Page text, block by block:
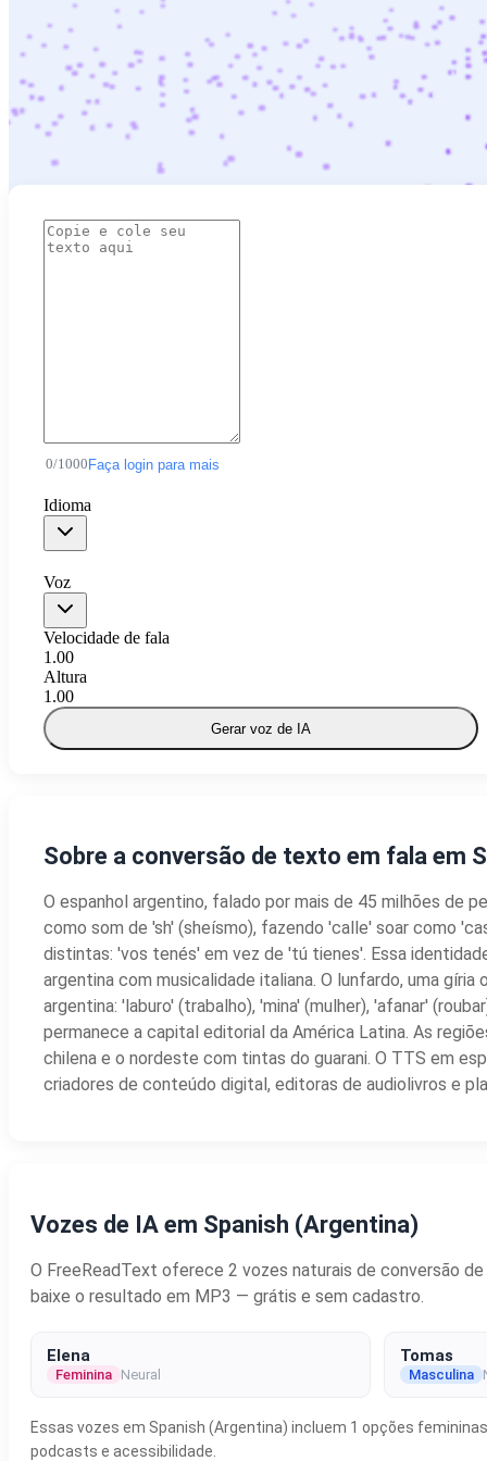
0/1000Faça login para mais
Idioma
Voz
Velocidade de fala
1.00
Altura
1.00
Gerar voz de IA
Sobre a conversão de texto em fala em
O espanhol argentino, falado por mais de 45 milhões de
como som de 'sh' (sheísmo), fazendo 'calle' soar como
distintas: 'vos tenés' em vez de 'tú tienes'. Essa
argentina com musicalidade italiana. O lunfardo, uma
argentina: 'laburo' (trabalho), 'mina' (mulher), 'afanar'
permanece a capital editorial da América Latina. As
chilena e o nordeste com tintas do guarani. O TTS em
criadores de conteúdo digital, editoras de audiolivros e
Vozes de IA em Spanish (Argentina)
O FreeReadText oferece 2 vozes naturais de conversão
baixe o resultado em MP3 — grátis e sem cadastro.
Elena
Feminina Neural
Tomas
Masculina
Essas vozes em Spanish (Argentina) incluem 1 opções
podcasts e acessibilidade.